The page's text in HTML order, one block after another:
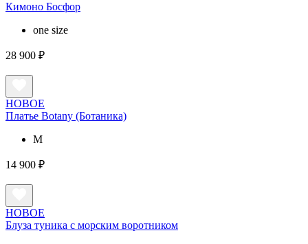
Кимоно Босфор
one size
28 900 ₽
НОВОЕ
Платье Botany (Ботаника)
M
14 900 ₽
НОВОЕ
Блуза туника с морским воротником